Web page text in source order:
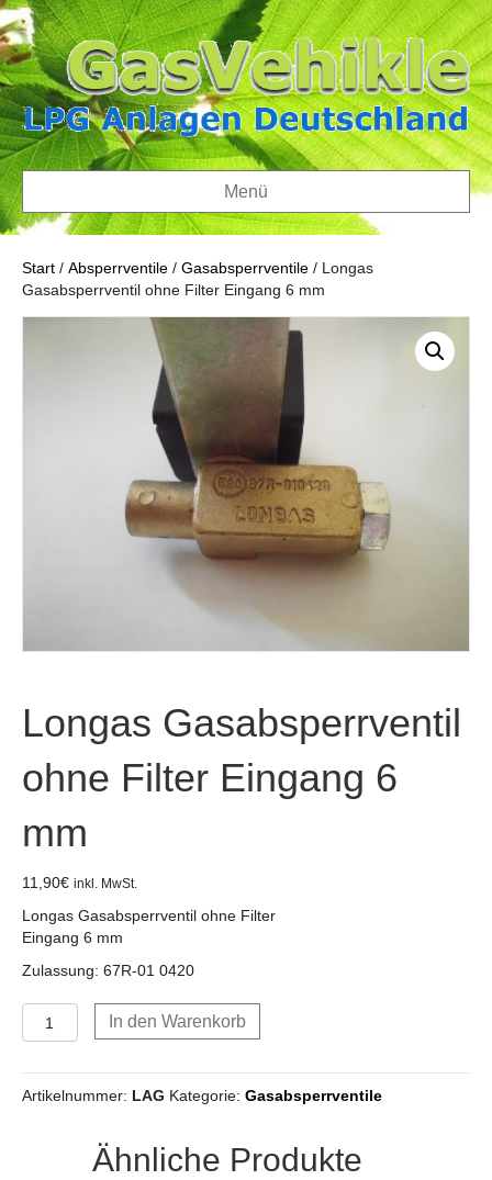
Menü
Start / Absperrventile / Gasabsperrventile / Longas
Gasabsperrventil ohne Filter Eingang 6 mm
Longas Gasabsperrventil
ohne Filter Eingang 6
mm
11,90€ inkl. MwSt.
Longas Gasabsperrventil ohne Filter
Eingang 6 mm
Zulassung: 67R-01 0420
Longas
Gasabsperrventil
Filter
Eingang
In den Warenkorb
Artikelnummer: LAG Kategorie: Gasabsperrventile
Ähnliche Produkte